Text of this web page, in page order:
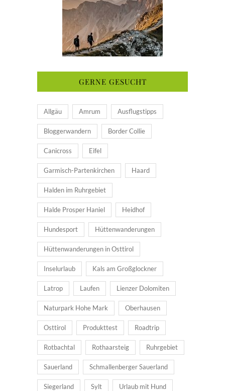
GERNE GESUCHT
Allgäu Amrum Ausflugstipps
Bloggerwandern Border Collie
Canicross Eifel
Garmisch-Partenkirchen Haard
Halden im Ruhrgebiet
Halde Prosper Haniel Heidhof
Hundesport Hüttenwanderungen
Hüttenwanderungen in Osttirol
Inselurlaub Kals am Großglockner
Latrop Laufen Lienzer Dolomiten
Naturpark Hohe Mark Oberhausen
Osttirol Produkttest Roadtrip
Rotbachtal Rothaarsteig Ruhrgebiet
Sauerland Schmallenberger Sauerland
Siegerland Sylt Urlaub mit Hund